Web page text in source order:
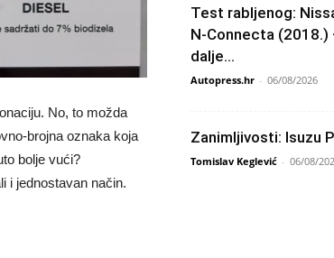
No, to možda
brojna oznaka koja
bolje vući?
i jednostavan način.
Test rabljenog:
N-Connecta (2018.)
dalje...
Autopress.hr - 06/08/2026
Zanimljivosti: Isuzu
Tomislav Keglević - 06/08/